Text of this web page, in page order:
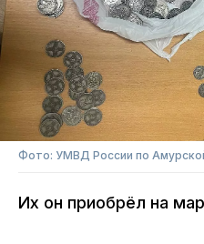
Фото: УМВД России по
Их он приобрёл на